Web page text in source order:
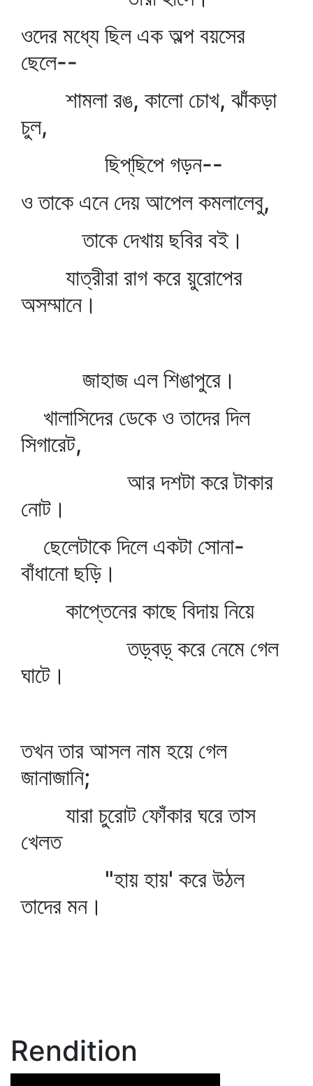
ওদের মধ্যে ছিল এক অল্প বয়সের
ছেলে--
শামলা রঙ, কালো চোখ, ঝাঁকড়া
চুল,
ছিপ্‌ছিপে গড়ন--
ও তাকে এনে দেয় আপেল কমলালেবু,
তাকে দেখায় ছবির বই।
যাত্রীরা রাগ করে য়ুরোপের
অসম্মানে।
জাহাজ এল শিঙাপুরে।
খালাসিদের ডেকে ও তাদের দিল
সিগারেট,
আর দশটা করে টাকার
নোট।
ছেলেটাকে দিলে একটা সোনা-
বাঁধানো ছড়ি।
কাপ্তেনের কাছে বিদায় নিয়ে
তড়্‌বড়্‌ করে নেমে গেল
ঘাটে।
তখন তার আসল নাম হয়ে গেল
জানাজানি;
যারা চুরোট ফোঁকার ঘরে তাস
খেলত
"হায় হায়' করে উঠল
তাদের মন।
Rendition